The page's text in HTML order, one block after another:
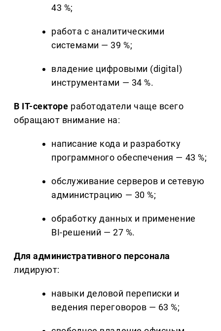
43 %;
работа с аналитическими
системами — 39 %;
владение цифровыми (digital)
инструментами — 34 %.
В IT-секторе работодатели чаще всего
обращают внимание на:
написание кода и разработку
программного обеспечения — 43 %;
обслуживание серверов и сетевую
администрацию — 30 %;
обработку данных и применение
BI-решений — 27 %.
Для административного персонала
лидируют:
навыки деловой переписки и
ведения переговоров — 63 %;